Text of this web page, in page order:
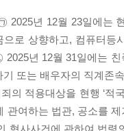
2025년 12월 23일에는
로 상향하고, 컴퓨터등
2025년 12월 31일에는
또는 배우자의 직계존
의 적용대상을 현행 ‘적
관여하는 법관, 공소를
형사사건에 관하여 법